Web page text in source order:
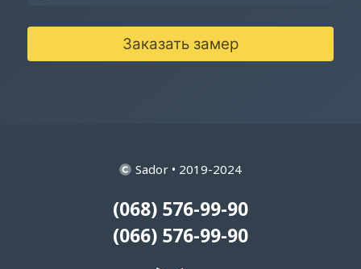
Заказать замер
Sador • 2019-2024
(068) 576-99-90
(066) 576-99-90